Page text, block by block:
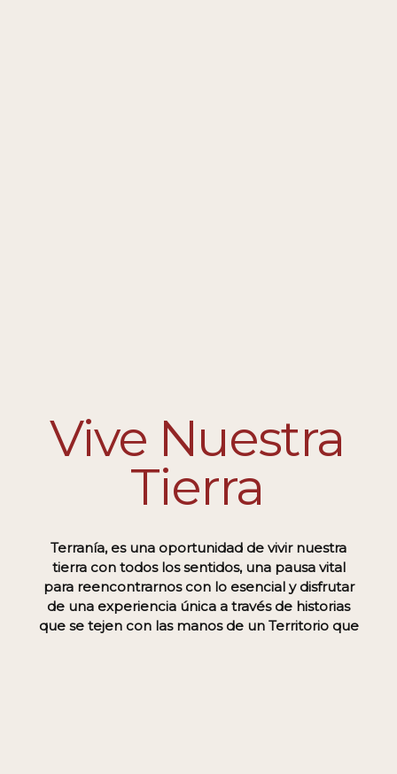
Vive Nuestra
Tierra
Terranía, es una oportunidad de vivir nuestra
tierra con todos los sentidos, una pausa vital
para reencontrarnos con lo esencial y disfrutar
de una experiencia única a través de historias
que se tejen con las manos de un Territorio que